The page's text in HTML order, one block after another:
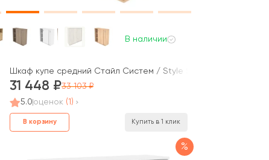
Оникс / Onix
В наличии
Шкаф купе средний Стайл Систем / Style System
31 448
33 103
5.0оценок (1)
В корзину Купить в 1 клик
%